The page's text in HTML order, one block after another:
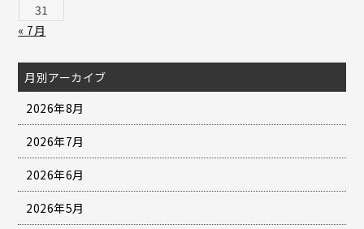
31
« 7月
月別アーカイブ
2026年8月
2026年7月
2026年6月
2026年5月